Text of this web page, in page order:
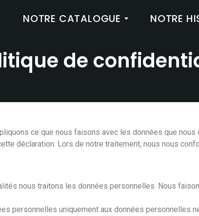
NOTRE CATALOGUE NOTRE
de
ce que nous faisons avec les données que
déclaration. Lors de notre traitement, nous nous
nous traitons les données personnelles. Nous
personnelles uniquement aux données personnelles